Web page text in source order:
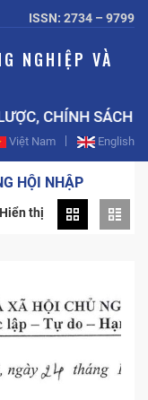
ISSN: 2734 – 9799
NGHIỆP VÀ
SÁCH CÔNG
Việt Nam English
HỘI NHẬP
Hiển thị